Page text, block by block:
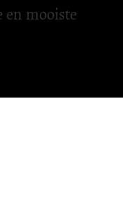
en mooiste